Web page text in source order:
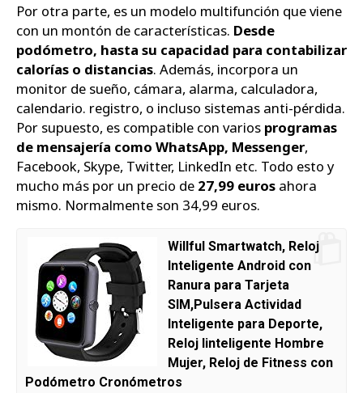
Por otra parte, es un modelo multifunción que viene
con un montón de características. Desde
podómetro, hasta su capacidad para contabilizar
calorías o distancias. Además, incorpora un
monitor de sueño, cámara, alarma, calculadora,
calendario. registro, o incluso sistemas anti-pérdida.
Por supuesto, es compatible con varios programas
de mensajería como WhatsApp, Messenger,
Facebook, Skype, Twitter, LinkedIn etc. Todo esto y
mucho más por un precio de 27,99 euros ahora
mismo. Normalmente son 34,99 euros.
Willful Smartwatch, Reloj
Inteligente Android con
Ranura para Tarjeta
SIM,Pulsera Actividad
Inteligente para Deporte,
Reloj Iinteligente Hombre
Mujer, Reloj de Fitness con
Podómetro Cronómetros